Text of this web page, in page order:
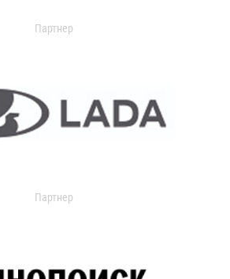
Партнер
Партнер